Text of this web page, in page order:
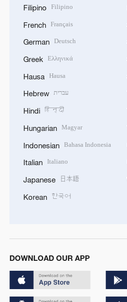
Filipino Filipino
French Français
German Deutsch
Greek Ελληνικά
Hausa Hausa
Hebrew עברית
Hindi हिन्दी
Hungarian Magyar
Indonesian Bahasa Indonesia
Italian Italiano
Japanese 日本語
Korean 한국어
DOWNLOAD OUR APP